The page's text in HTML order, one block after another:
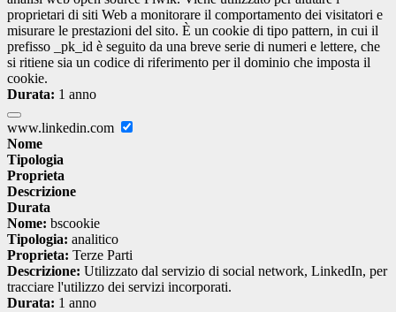
proprietari di siti Web a monitorare il comportamento dei visitatori e
misurare le prestazioni del sito. È un cookie di tipo pattern, in cui il
prefisso _pk_id è seguito da una breve serie di numeri e lettere, che
si ritiene sia un codice di riferimento per il dominio che imposta il
cookie.
Durata: 1 anno
www.linkedin.com
Nome
Tipologia
Proprieta
Descrizione
Durata
Nome: bscookie
Tipologia: analitico
Proprieta: Terze Parti
Descrizione: Utilizzato dal servizio di social network, LinkedIn, per
tracciare l'utilizzo dei servizi incorporati.
Durata: 1 anno